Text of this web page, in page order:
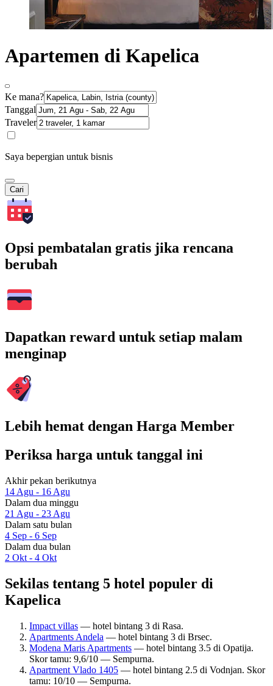
Apartemen di Kapelica
Ke mana?
Tanggal
Traveler
Saya bepergian untuk bisnis
Cari
Opsi pembatalan gratis jika rencana
berubah
Dapatkan reward untuk setiap malam
menginap
Lebih hemat dengan Harga Member
Periksa harga untuk tanggal ini
Akhir pekan berikutnya
14 Agu - 16 Agu
Dalam dua minggu
21 Agu - 23 Agu
Dalam satu bulan
4 Sep - 6 Sep
Dalam dua bulan
2 Okt - 4 Okt
Sekilas tentang 5 hotel populer di
Kapelica
Impact villas — hotel bintang 3 di Rasa.
Apartments Andela — hotel bintang 3 di Brsec.
Modena Maris Apartments — hotel bintang 3.5 di Opatija.
Skor tamu: 9,6/10 — Sempurna.
Apartment Vlado 1405 — hotel bintang 2.5 di Vodnjan. Skor
tamu: 10/10 — Sempurna.